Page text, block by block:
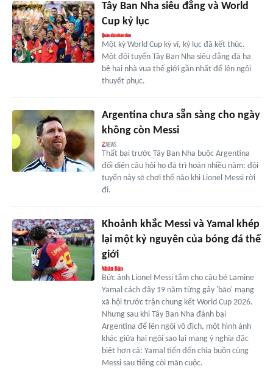
Tây Ban Nha siêu đẳng và World
Cup kỷ lục
Một kỳ World Cup kỳ vĩ, kỷ lục đã kết thúc.
Một đội tuyển Tây Ban Nha siêu đẳng đã hạ
bệ hai nhà vua thế giới gần nhất để lên ngôi
thuyết phục.
Argentina chưa sẵn sàng cho ngày
không còn Messi
Thất bại trước Tây Ban Nha buộc Argentina
đối diện câu hỏi họ đã trì hoãn nhiều năm: đội
tuyển này sẽ chơi thế nào khi Lionel Messi rời
đi.
Khoảnh khắc Messi và Yamal khép
lại một kỷ nguyên của bóng đá thế
giới
Bức ảnh Lionel Messi tắm cho cậu bé Lamine
Yamal cách đây 19 năm từng gây 'bão' mạng
xã hội trước trận chung kết World Cup 2026.
Nhưng sau khi Tây Ban Nha đánh bại
Argentina để lên ngôi vô địch, một hình ảnh
khác giữa hai ngôi sao lại mang ý nghĩa đặc
biệt hơn cả: Yamal tiến đến chia buồn cùng
Messi sau tiếng còi mãn cuộc.